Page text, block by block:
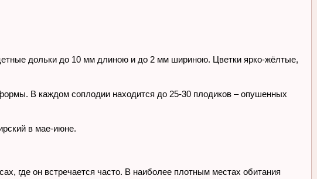
дольки до 10 мм длиною и до 2 мм шириною. Цветки ярко-жёлтые,
В каждом соплодии находится до 25-30 плодиков – опушенных
в мае-июне.
где он встречается часто. В наиболее плотным местах обитания